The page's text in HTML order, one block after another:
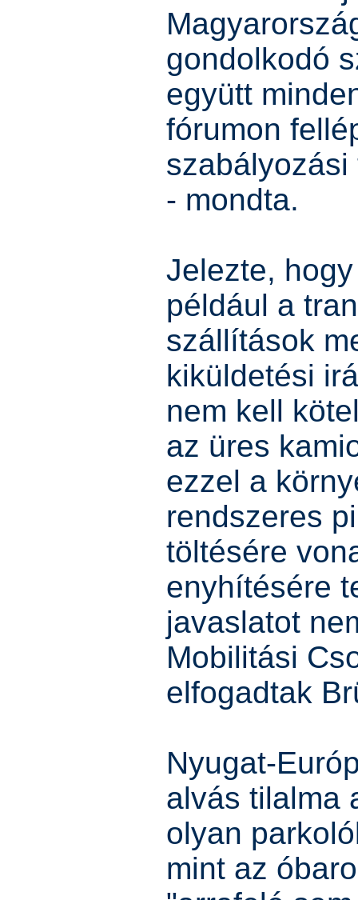
gondolkodó
együtt
fórumon
- mondta.
Jelezte,
például a
szállítások
kiküldetési
nem kell
az üres
ezzel a
rendszeres
töltésére
enyhítésére
javaslatot
Mobilitási
elfogadtak
Nyugat-
alvás tilalma
olyan
mint az